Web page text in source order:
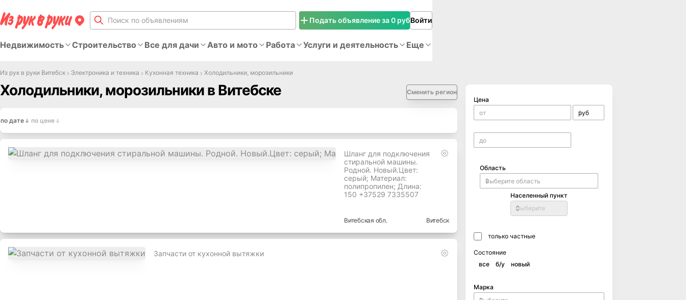
Подать объявление за 0 рубВойти
Недвижимость Строительство Все для дачи Авто и мото Работа Услуги и деятельность Еще
Из рук в руки Витебск Электроника и техника Кухонная техника Холодильники, морозильники
Холодильники, морозильники в Витебске Сменить регион
по дате по цене
Шланг для подключения
стиральной машины.
Родной. Новый.Цвет:
серый; Материал:
полипропилен; Длина:
150 +37529 7335507
Витебская обл. Витебск
Запчасти от кухонной вытяжки
Цена
Область
Населенный пункт
Выберите
только частные
Состояние
все
б/у новый
Марка